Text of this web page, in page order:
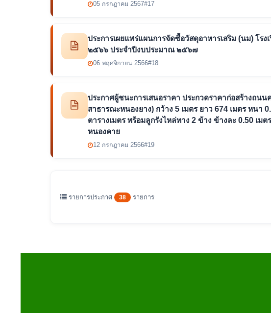
05 กรกฎาคม 2567#17
ประการเผยแพร่แผนการจัดซื้อวัสดุอาหารเสริม (นม) โร
๒๕๖๖ ประจำปีงบประมาณ ๒๕๖๗
06 พฤศจิกายน 2566#18
ประกาศผู้ชนะการเสนอราคา ประกวดราคาก่อสร้างถนน
สาธารณะหนองยาง) กว้าง 5 เมตร ยาว 674 เมตร หนา
ตารางเมตร พร้อมลูกรังไหล่ทาง 2 ข้าง ข้างละ 0.50 เม
หนองคาย
12 กรกฎาคม 2566#19
รายการประกาศ 38 รายการ